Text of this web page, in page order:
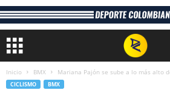
Inicio BMX Mariana Pajón se sube a lo más alto
CICLISMO BMX